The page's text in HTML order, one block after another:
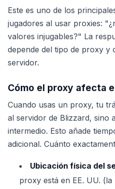
Este es uno de los
jugadores al usar proxies:
valores injugables?" La
depende del tipo de proxy y
servidor.
Cómo el proxy afecta
Cuando usas un proxy, tu
al servidor de Blizzard, sino
intermedio. Esto añade
adicional. Cuánto
Ubicación física del
proxy está en EE. UU.